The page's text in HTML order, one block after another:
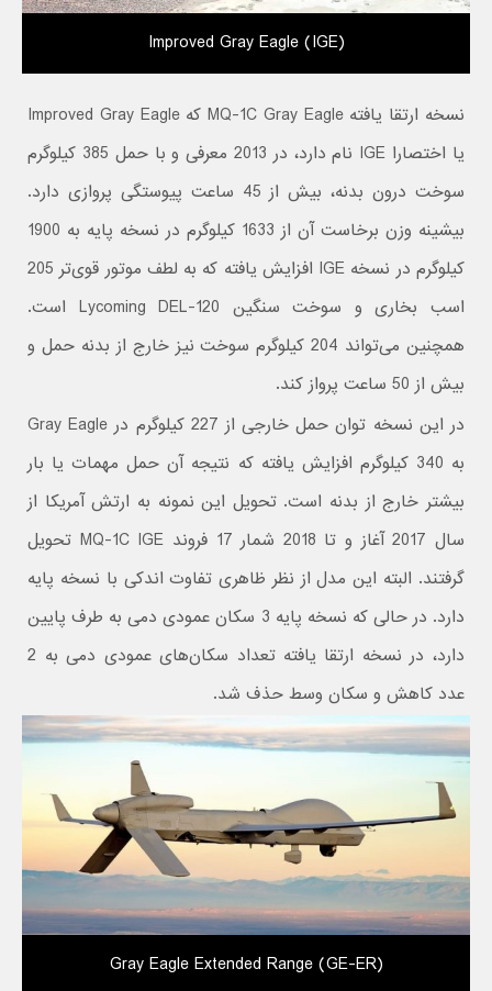
Improved Gray Eagle (IGE)
نسخه ارتقا یافته MQ-1C Gray Eagle که Improved Gray Eagle
یا اختصارا IGE نام دارد، در 2013 معرفی و با حمل 385 کیلوگرم
سوخت درون بدنه، بیش از 45 ساعت پیوستگی پروازی دارد.
بیشینه وزن برخاست آن از 1633 کیلوگرم در نسخه پایه به 1900
کیلوگرم در نسخه IGE افزایش یافته که به لطف موتور قوی‌تر 205
اسب بخاری و سوخت سنگین Lycoming DEL-120 است.
همچنین می‌تواند 204 کیلوگرم سوخت نیز خارج از بدنه حمل و
بیش از 50 ساعت پرواز کند.
در این نسخه توان حمل خارجی از 227 کیلوگرم در Gray Eagle
به 340 کیلوگرم افزایش یافته که نتیجه آن حمل مهمات یا بار
بیشتر خارج از بدنه است. تحویل این نمونه به ارتش آمریکا از
سال 2017 آغاز و تا 2018 شمار 17 فروند MQ-1C IGE تحویل
گرفتند. البته این مدل از نظر ظاهری تفاوت اندکی با نسخه پایه
دارد. در حالی که نسخه پایه 3 سکان عمودی دمی به طرف پایین
دارد، در نسخه ارتقا یافته تعداد سکان‌های عمودی دمی به 2
عدد کاهش و سکان وسط حذف شد.
Gray Eagle Extended Range (GE-ER)